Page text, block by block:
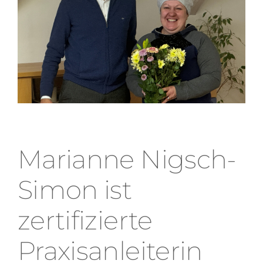
Marianne Nigsch-
Simon ist
zertifizierte
Praxisanleiterin